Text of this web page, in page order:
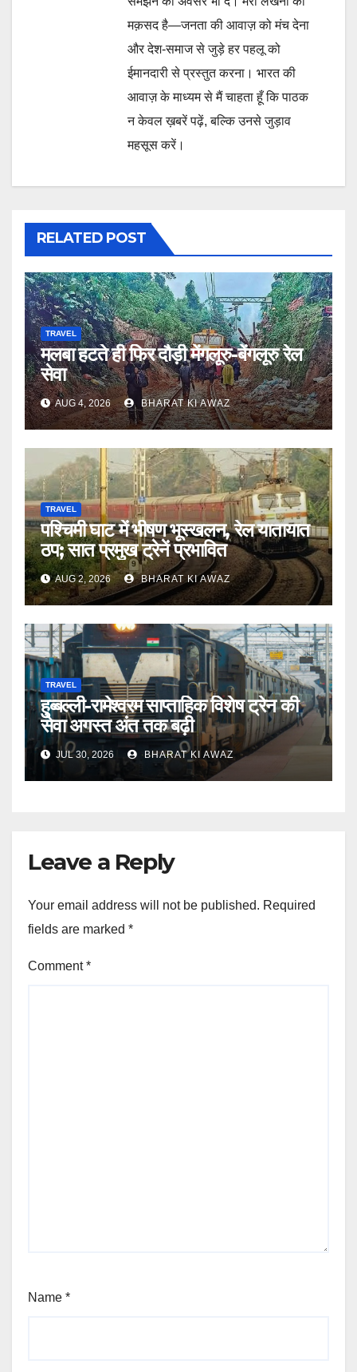
मक़सद है—जनता की आवाज़ को मंच देना
और देश-समाज से जुड़े हर पहलू को
ईमानदारी से प्रस्तुत करना। भारत की
आवाज़ के माध्यम से मैं चाहता हूँ कि पाठक
न केवल ख़बरें पढ़ें, बल्कि उनसे जुड़ाव
महसूस करें।
RELATED POST
TRAVEL
मलबा हटते ही फिर दौड़ी मेंगलूरु-बेंगलूरु रेल
सेवा
AUG 4, 2026 BHARAT KI AWAZ
TRAVEL
पश्चिमी घाट में भीषण भूस्खलन, रेल यातायात
ठप; सात प्रमुख ट्रेनें प्रभावित
AUG 2, 2026 BHARAT KI AWAZ
TRAVEL
हुब्बल्ली-रामेश्वरम साप्ताहिक विशेष ट्रेन की
सेवा अगस्त अंत तक बढ़ी
JUL 30, 2026 BHARAT KI AWAZ
Leave a Reply
Your email address will not be published. Required
fields are marked *
Comment*
Name *